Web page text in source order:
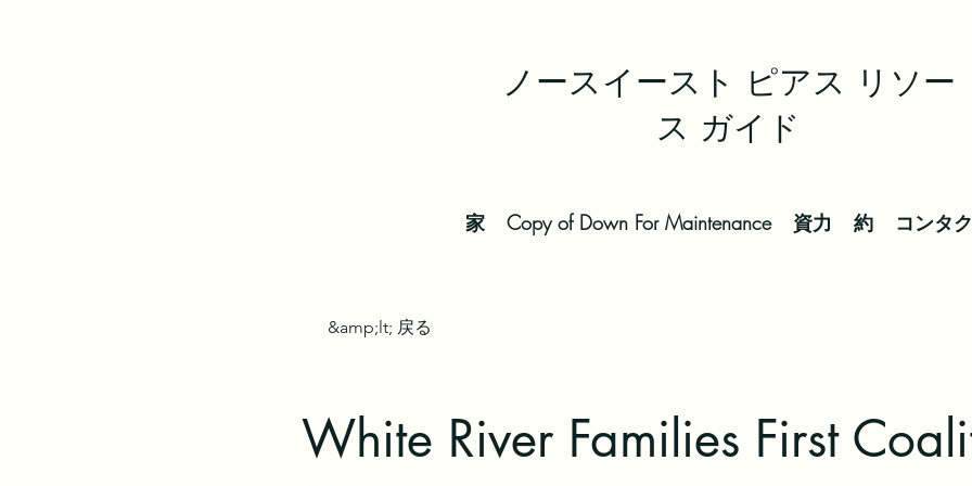
ノースイースト ピアス リソー
ス ガイド
家 Copy of Down For Maintenance 資力 約 コンタ
&amp;lt; 戻る
White River Families First